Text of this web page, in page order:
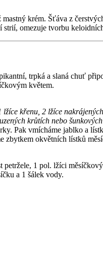
krém. Šťáva z
omezuje tvorbu
trpká a slaná chuť
květem.
křenu, 2 lžíce
krůtích nebo
Pak vmícháme jablko a
zbytkem okvětních lístků
1 pol. lžíci
a 1 šálek vody.